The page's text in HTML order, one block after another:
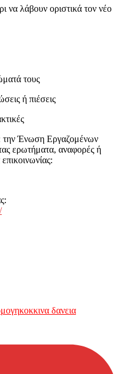
να λάβουν οριστικά τον νέο
τους
ή πιέσεις
την Ένωση Εργαζομένων
ερωτήματα, αναφορές ή
κοκκινα δανεια